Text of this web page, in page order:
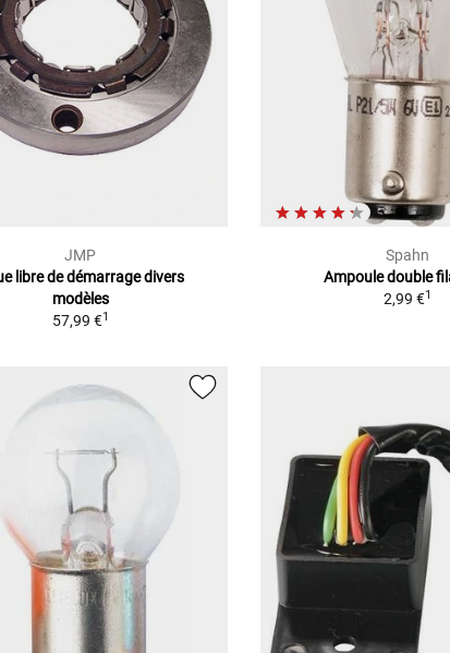
JMP
libre de démarrage divers
modèles
57,99 €1
Spahn
Ampoule double
2,99 €1